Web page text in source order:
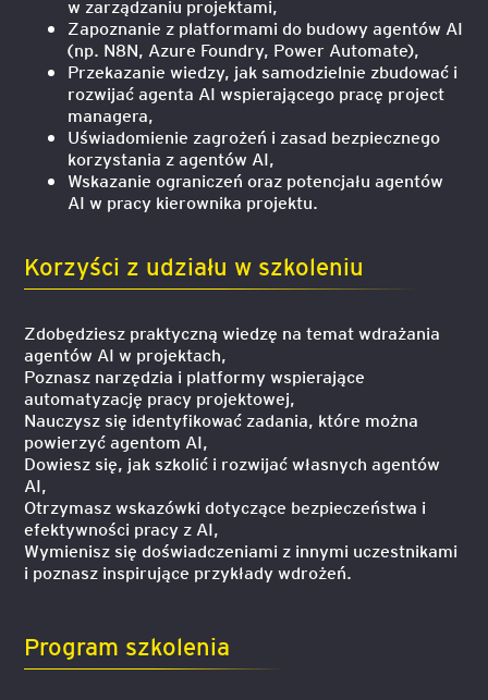
w zarządzaniu projektami,
Zapoznanie z platformami do budowy agentów AI
(np. N8N, Azure Foundry, Power Automate),
Przekazanie wiedzy, jak samodzielnie zbudować i
rozwijać agenta AI wspierającego pracę project
managera,
Uświadomienie zagrożeń i zasad bezpiecznego
korzystania z agentów AI,
Wskazanie ograniczeń oraz potencjału agentów
AI w pracy kierownika projektu.
Korzyści z udziału w szkoleniu
Zdobędziesz praktyczną wiedzę na temat wdrażania
agentów AI w projektach,
Poznasz narzędzia i platformy wspierające
automatyzację pracy projektowej,
Nauczysz się identyfikować zadania, które można
powierzyć agentom AI,
Dowiesz się, jak szkolić i rozwijać własnych agentów
AI,
Otrzymasz wskazówki dotyczące bezpieczeństwa i
efektywności pracy z AI,
Wymienisz się doświadczeniami z innymi uczestnikami
i poznasz inspirujące przykłady wdrożeń.
Program szkolenia